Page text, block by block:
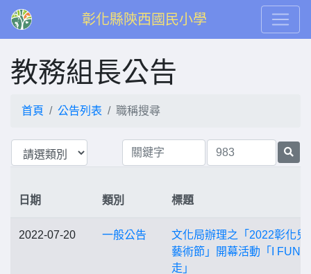
彰化縣陝西國民小學
教務組長公告
首頁 公告列表 職稱搜尋
日期 類別 標題
2022-07-20 一般公告
文化局辦理之「2022彰化兒
藝術節」開幕活動「I FUN
走」